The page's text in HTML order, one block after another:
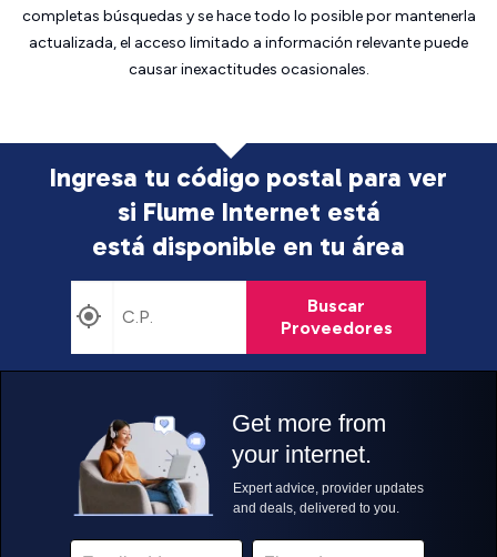
completas búsquedas y se hace todo lo posible por mantenerla
actualizada, el acceso limitado a información relevante puede
causar inexactitudes ocasionales.
Ingresa tu código postal para ver
si Flume Internet está
está disponible en tu área
Buscar
Proveedores